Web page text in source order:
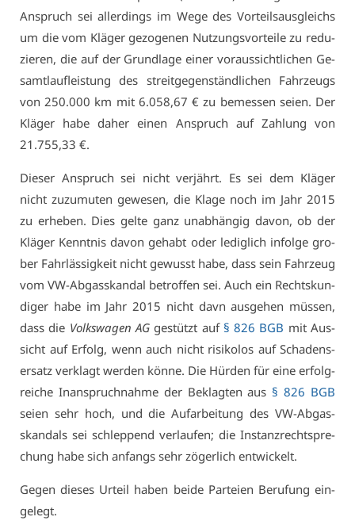
An­spruch sei al­ler­dings im We­ge des Vor­teils­aus­gleichs
um die vom Klä­ger ge­zo­ge­nen Nut­zungs­vor­tei­le zu re­du­
zie­ren, die auf der Grund­la­ge ei­ner vor­aus­sicht­li­chen Ge­
samt­lauf­leis­tung des streit­ge­gen­ständ­li­chen Fahr­zeugs
von 250.000 km mit 6.058,67 € zu be­mes­sen sei­en. Der
Klä­ger ha­be da­her ei­nen An­spruch auf Zah­lung von
21.755,33 €.
Die­ser An­spruch sei nicht ver­jährt. Es sei dem Klä­ger
nicht zu­zu­mu­ten ge­we­sen, die Kla­ge noch im Jahr 2015
zu er­he­ben. Dies gel­te ganz un­ab­hän­gig da­von, ob der
Klä­ger Kennt­nis da­von ge­habt oder le­dig­lich in­fol­ge gro­
ber Fahr­läs­sig­keit nicht ge­wusst ha­be, dass sein Fahr­zeug
vom VW-Ab­gas­skan­dal be­trof­fen sei. Auch ein Rechts­kun­
di­ger ha­be im Jahr 2015 nicht davn aus­ge­hen müs­sen,
dass die Volks­wa­gen AGge­stützt auf § 826 BGB mit Aus­
sicht auf Er­folg, wenn auch nicht ri­si­ko­los auf Scha­dens­
er­satz ver­klagt wer­den kön­ne. Die Hür­den für ei­ne er­folg­
rei­che In­an­spruch­nah­me der Be­klag­ten aus § 826 BGB
sei­en sehr hoch, und die Auf­ar­bei­tung des VW-Ab­gas­
skan­dals sei schlep­pend ver­lau­fen; die In­stanz­recht­spre­
chung ha­be sich an­fangs sehr zö­ger­lich ent­wi­ckelt.
Ge­gen die­ses Ur­teil ha­ben bei­de Par­tei­en Be­ru­fung ein­
ge­legt.